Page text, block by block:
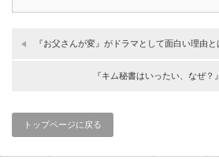
『お父さんが変』がドラマとして面白い理由と
『キム秘書はいったい、なぜ？
トップページに戻る